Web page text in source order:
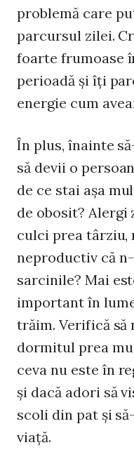
problemă care
parcursul zilei.
foarte frumoase
perioadă şi îţi
energie cum
În plus, înainte
să devii o
de ce stai aşa
de obosit?
culci prea
neproductiv că
sarcinile? Mai
important în
trăim. Verifică să
dormitul prea
ceva nu este în
şi dacă adori să
scoli din pat şi
viaţă.